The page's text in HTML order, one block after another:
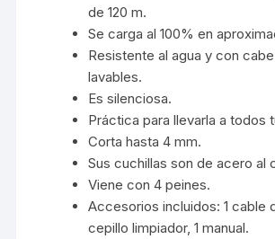
de 120 m.
Se carga al 100% en
Resistente al agua y con
lavables.
Es silenciosa.
Práctica para llevarla a todos
Corta hasta 4 mm.
Sus cuchillas son de acero al
Viene con 4 peines.
Accesorios incluidos: 1 cable
cepillo limpiador, 1 manual.